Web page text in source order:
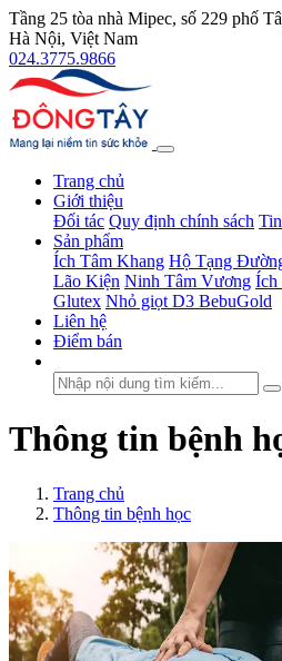
Tầng 25 tòa nhà Mipec, số 229 phố
Hà Nội, Việt Nam
024.3775.9866
Trang chủ
Giới thiệu
Đối tác Quy định chính sách
Sản phẩm
Ích Tâm Khang Hộ Tạng
Lão Kiện Ninh Tâm Vương Ích
Glutex Nhỏ giọt D3 BebuGold
Liên hệ
Điểm bán
Thông tin bệnh
Trang chủ
Thông tin bệnh học